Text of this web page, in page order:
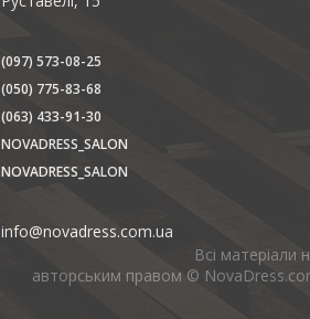
(097) 573-08-25
(‎050) 775-83-68
(063) 433-91-30
NOVADRESS_SALON
NOVADRESS_SALON
info@novadress.com.ua
Всі матеріали
авторським правом ©